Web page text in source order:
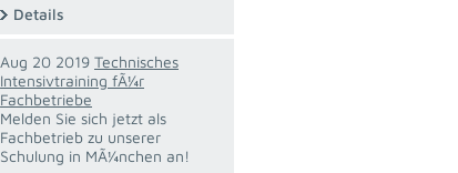
Details
Aug 20 2019 Technisches
Intensivtraining fÃ¼r
Fachbetriebe
Melden Sie sich jetzt als
Fachbetrieb zu unserer
Schulung in MÃ¼nchen an!